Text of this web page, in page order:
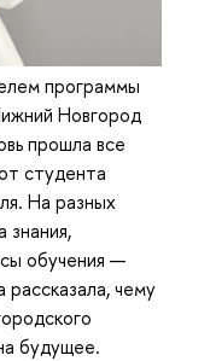
программы
Новгород
прошла все
студента
На разных
знания,
обучения —
рассказала, чему
будущее.